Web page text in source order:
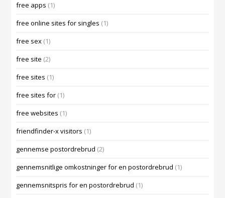
free apps (1)
free online sites for singles (1)
free sex (1)
free site (2)
free sites (1)
free sites for (1)
free websites (1)
friendfinder-x visitors (1)
gennemse postordrebrud (2)
gennemsnitlige omkostninger for en postordrebrud (1)
gennemsnitspris for en postordrebrud (1)